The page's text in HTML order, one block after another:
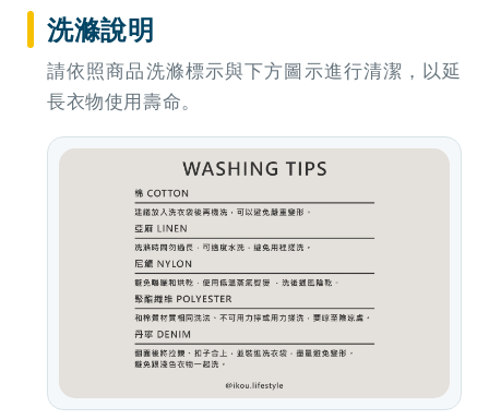
洗滌說明
請依照商品洗滌標示與下方圖示進行清潔，以延
長衣物使用壽命。